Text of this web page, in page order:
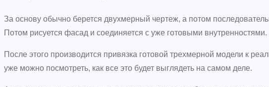
За основу обычно берется двухмерный чертеж, а потом
Потом рисуется фасад и соединяется с уже готовыми внутренностями.
После этого производится привязка готовой трехмерной модели к
уже можно посмотреть, как все это будет выглядеть на самом деле.